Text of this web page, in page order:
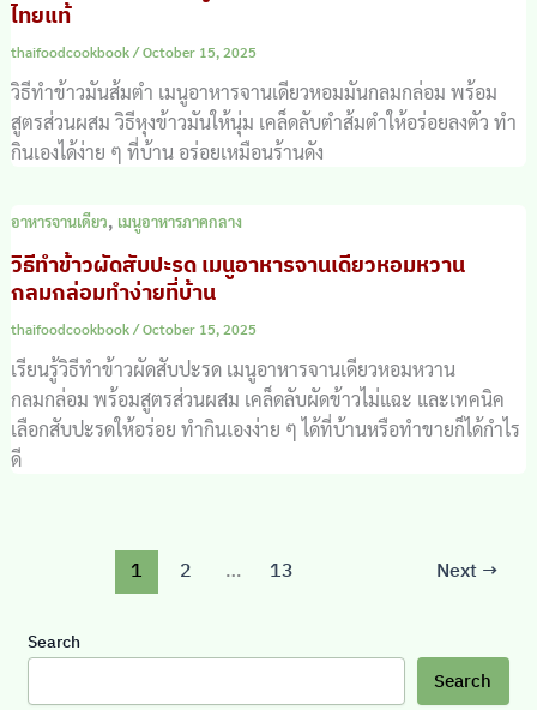
ไทยแท้
thaifoodcookbook/October 15, 2025
วิธีทำข้าวมันส้มตำ เมนูอาหารจานเดียวหอมมันกลมกล่อม พร้อม
สูตรส่วนผสม วิธีหุงข้าวมันให้นุ่ม เคล็ดลับตำส้มตำให้อร่อยลงตัว ทำ
กินเองได้ง่าย ๆ ที่บ้าน อร่อยเหมือนร้านดัง
อาหารจานเดียว, เมนูอาหารภาคกลาง
วิธีทำข้าวผัดสับปะรด เมนูอาหารจานเดียวหอมหวาน
กลมกล่อมทำง่ายที่บ้าน
thaifoodcookbook/October 15, 2025
เรียนรู้วิธีทำข้าวผัดสับปะรด เมนูอาหารจานเดียวหอมหวาน
กลมกล่อม พร้อมสูตรส่วนผสม เคล็ดลับผัดข้าวไม่แฉะ และเทคนิค
เลือกสับปะรดให้อร่อย ทำกินเองง่าย ๆ ได้ที่บ้านหรือทำขายก็ได้กำไร
ดี
1 2 … 13 Next →
Search
Search